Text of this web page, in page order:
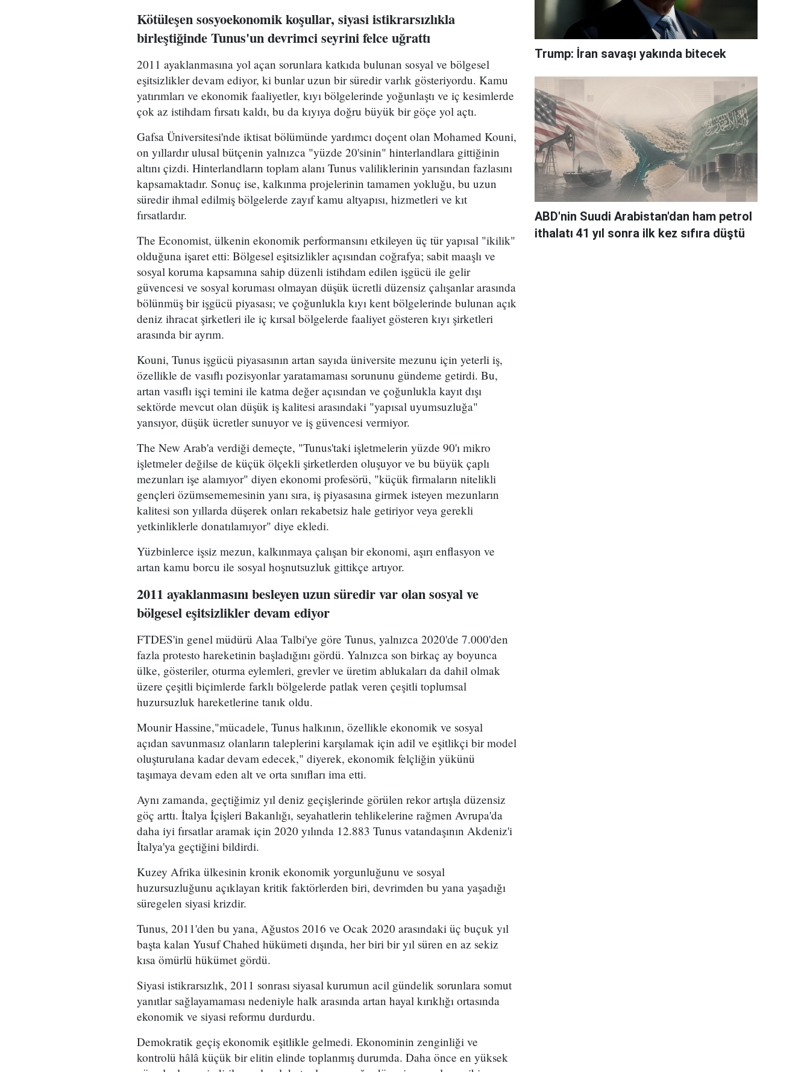
Kötüleşen sosyoekonomik koşullar, siyasi istikrarsızlıkla
birleştiğinde Tunus'un devrimci seyrini felce uğrattı
2011 ayaklanmasına yol açan sorunlara katkıda bulunan sosyal ve bölgesel
eşitsizlikler devam ediyor, ki bunlar uzun bir süredir varlık gösteriyordu. Kamu
yatırımları ve ekonomik faaliyetler, kıyı bölgelerinde yoğunlaştı ve iç kesimlerde
çok az istihdam fırsatı kaldı, bu da kıyıya doğru büyük bir göçe yol açtı.
Gafsa Üniversitesi'nde iktisat bölümünde yardımcı doçent olan Mohamed Kouni,
on yıllardır ulusal bütçenin yalnızca "yüzde 20'sinin" hinterlandlara gittiğinin
altını çizdi. Hinterlandların toplam alanı Tunus valiliklerinin yarısından fazlasını
kapsamaktadır. Sonuç ise, kalkınma projelerinin tamamen yokluğu, bu uzun
süredir ihmal edilmiş bölgelerde zayıf kamu altyapısı, hizmetleri ve kıt
fırsatlardır.
The Economist, ülkenin ekonomik performansını etkileyen üç tür yapısal "ikilik"
olduğuna işaret etti: Bölgesel eşitsizlikler açısından coğrafya; sabit maaşlı ve
sosyal koruma kapsamına sahip düzenli istihdam edilen işgücü ile gelir
güvencesi ve sosyal koruması olmayan düşük ücretli düzensiz çalışanlar arasında
bölünmüş bir işgücü piyasası; ve çoğunlukla kıyı kent bölgelerinde bulunan açık
deniz ihracat şirketleri ile iç kırsal bölgelerde faaliyet gösteren kıyı şirketleri
arasında bir ayrım.
Kouni, Tunus işgücü piyasasının artan sayıda üniversite mezunu için yeterli iş,
özellikle de vasıflı pozisyonlar yaratamaması sorununu gündeme getirdi. Bu,
artan vasıflı işçi temini ile katma değer açısından ve çoğunlukla kayıt dışı
sektörde mevcut olan düşük iş kalitesi arasındaki "yapısal uyumsuzluğa"
yansıyor, düşük ücretler sunuyor ve iş güvencesi vermiyor.
The New Arab'a verdiği demeçte, "Tunus'taki işletmelerin yüzde 90'ı mikro
işletmeler değilse de küçük ölçekli şirketlerden oluşuyor ve bu büyük çaplı
mezunları işe alamıyor" diyen ekonomi profesörü, "küçük firmaların nitelikli
gençleri özümsememesinin yanı sıra, iş piyasasına girmek isteyen mezunların
kalitesi son yıllarda düşerek onları rekabetsiz hale getiriyor veya gerekli
yetkinliklerle donatılamıyor" diye ekledi.
Yüzbinlerce işsiz mezun, kalkınmaya çalışan bir ekonomi, aşırı enflasyon ve
artan kamu borcu ile sosyal hoşnutsuzluk gittikçe artıyor.
2011 ayaklanmasını besleyen uzun süredir var olan sosyal ve
bölgesel eşitsizlikler devam ediyor
FTDES'in genel müdürü Alaa Talbi'ye göre Tunus, yalnızca 2020'de 7.000'den
fazla protesto hareketinin başladığını gördü. Yalnızca son birkaç ay boyunca
ülke, gösteriler, oturma eylemleri, grevler ve üretim ablukaları da dahil olmak
üzere çeşitli biçimlerde farklı bölgelerde patlak veren çeşitli toplumsal
huzursuzluk hareketlerine tanık oldu.
Mounir Hassine,"mücadele, Tunus halkının, özellikle ekonomik ve sosyal
açıdan savunmasız olanların taleplerini karşılamak için adil ve eşitlikçi bir model
oluşturulana kadar devam edecek," diyerek, ekonomik felçliğin yükünü
taşımaya devam eden alt ve orta sınıfları ima etti.
Aynı zamanda, geçtiğimiz yıl deniz geçişlerinde görülen rekor artışla düzensiz
göç arttı. İtalya İçişleri Bakanlığı, seyahatlerin tehlikelerine rağmen Avrupa'da
daha iyi fırsatlar aramak için 2020 yılında 12.883 Tunus vatandaşının Akdeniz'i
İtalya'ya geçtiğini bildirdi.
Kuzey Afrika ülkesinin kronik ekonomik yorgunluğunu ve sosyal
huzursuzluğunu açıklayan kritik faktörlerden biri, devrimden bu yana yaşadığı
süregelen siyasi krizdir.
Tunus, 2011'den bu yana, Ağustos 2016 ve Ocak 2020 arasındaki üç buçuk yıl
başta kalan Yusuf Chahed hükümeti dışında, her biri bir yıl süren en az sekiz
kısa ömürlü hükümet gördü.
Siyasi istikrarsızlık, 2011 sonrası siyasal kurumun acil gündelik sorunlara somut
yanıtlar sağlayamaması nedeniyle halk arasında artan hayal kırıklığı ortasında
ekonomik ve siyasi reformu durdurdu.
Demokratik geçiş ekonomik eşitlikle gelmedi. Ekonominin zenginliği ve
kontrolü hâlâ küçük bir elitin elinde toplanmış durumda. Daha önce en yüksek
Trump: İran savaşı yakında bitecek
ABD'nin Suudi Arabistan'dan ham petrol
ithalatı 41 yıl sonra ilk kez sıfıra düştü